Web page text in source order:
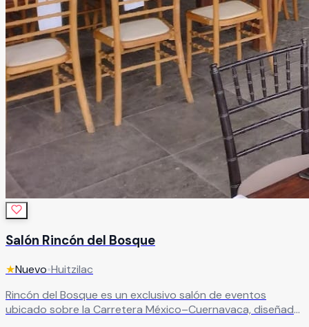
Salón Rincón del Bosque
★Nuevo•Huitzilac
Rincón del Bosque es un exclusivo salón de eventos
ubicado sobre la Carretera México–Cuernavaca, diseñado